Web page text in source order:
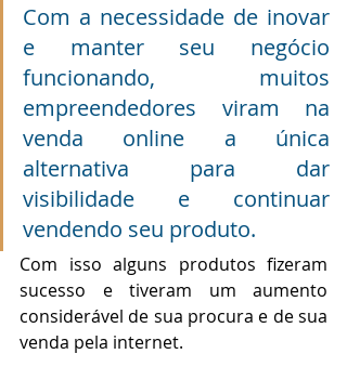
Com a necessidade de inovar
e manter seu negócio
funcionando, muitos
empreendedores viram na
venda online a única
alternativa para dar
visibilidade e continuar
vendendo seu produto.
Com isso alguns produtos fizeram
sucesso e tiveram um aumento
considerável de sua procura e de sua
venda pela internet.